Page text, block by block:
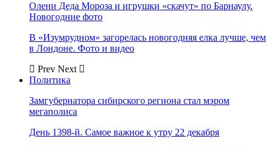
Олени Деда Мороза и игрушки «скачут» по Барнаулу.
Новогодние фото
В «Изумрудном» загорелась новогодняя елка лучше, чем
в Лондоне. Фото и видео
Prev Next
Политика
Замгубернатора сибирского региона стал мэром
мегаполиса
День 1398-й. Самое важное к утру 22 декабря